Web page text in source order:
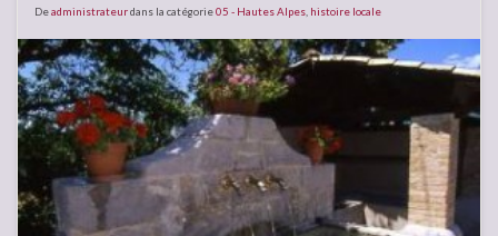
Deadministrateurdans la catégorie05 - Hautes Alpes histoire locale